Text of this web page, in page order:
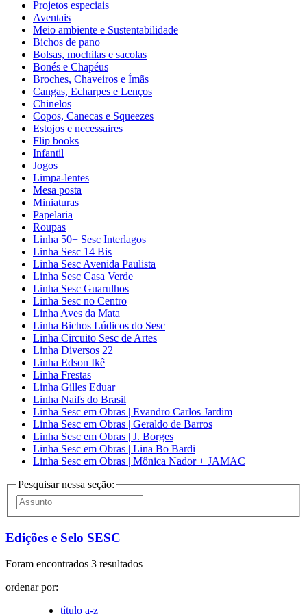
Projetos especiais
Aventais
Meio ambiente e Sustentabilidade
Bichos de pano
Bolsas, mochilas e sacolas
Bonés e Chapéus
Broches, Chaveiros e Ímãs
Cangas, Echarpes e Lenços
Chinelos
Copos, Canecas e Squeezes
Estojos e necessaires
Flip books
Infantil
Jogos
Limpa-lentes
Mesa posta
Miniaturas
Papelaria
Roupas
Linha 50+ Sesc Interlagos
Linha Sesc 14 Bis
Linha Sesc Avenida Paulista
Linha Sesc Casa Verde
Linha Sesc Guarulhos
Linha Sesc no Centro
Linha Aves da Mata
Linha Bichos Lúdicos do Sesc
Linha Circuito Sesc de Artes
Linha Diversos 22
Linha Edson Ikê
Linha Frestas
Linha Gilles Eduar
Linha Naifs do Brasil
Linha Sesc em Obras | Evandro Carlos Jardim
Linha Sesc em Obras | Geraldo de Barros
Linha Sesc em Obras | J. Borges
Linha Sesc em Obras | Lina Bo Bardi
Linha Sesc em Obras | Mônica Nador + JAMAC
Pesquisar nessa seção:
Edições e Selo SESC
Foram encontrados 3 resultados
ordenar por:
título a-z